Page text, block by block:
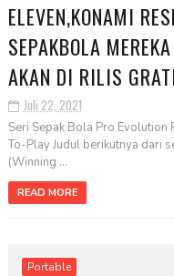
ELEVEN,KONAMI
SEPAKBOLA
AKAN DI RILIS
Juli 22, 2021
Seri Sepak Bola Pro
To-Play Judul berikutnya dari
(Winning ...
READ MORE
Portable